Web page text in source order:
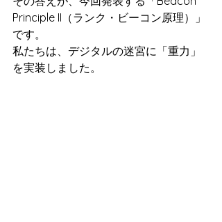
Principle II（ランク・ビーコン原理）」
です。
私たちは、デジタルの迷宮に「重力」
を実装しました。